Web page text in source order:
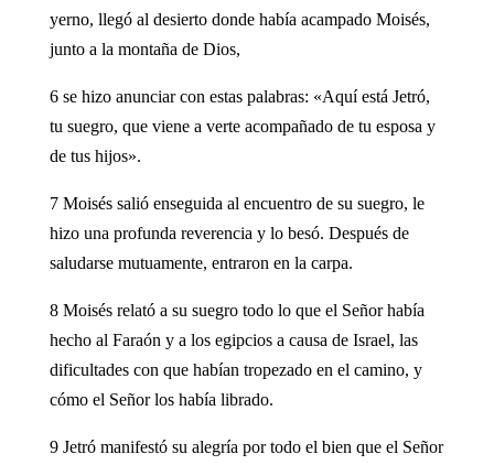
yerno, llegó al desierto donde había acampado Moisés,
junto a la montaña de Dios,
6 se hizo anunciar con estas palabras: «Aquí está Jetró,
tu suegro, que viene a verte acompañado de tu esposa y
de tus hijos».
7 Moisés salió enseguida al encuentro de su suegro, le
hizo una profunda reverencia y lo besó. Después de
saludarse mutuamente, entraron en la carpa.
8 Moisés relató a su suegro todo lo que el Señor había
hecho al Faraón y a los egipcios a causa de Israel, las
dificultades con que habían tropezado en el camino, y
cómo el Señor los había librado.
9 Jetró manifestó su alegría por todo el bien que el Señor